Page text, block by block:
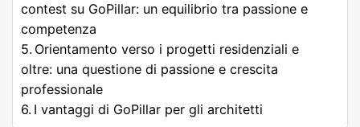
contest su GoPillar: un equilibrio tra passione e
competenza
Orientamento verso i progetti residenziali e
oltre: una questione di passione e crescita
professionale
I vantaggi di GoPillar per gli architetti